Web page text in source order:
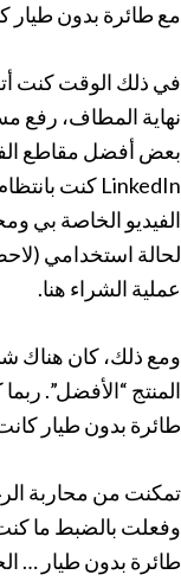
مع طائرة بدون طيار
نهاية المطاف، رفع
لحالة استخدامي
عملية الشراء هنا.
المنتج “الأفضل”.
طائرة بدون طيار
طائرة بدون طيار …